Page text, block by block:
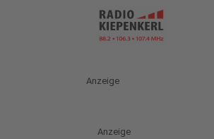
Anzeige
Anzeige